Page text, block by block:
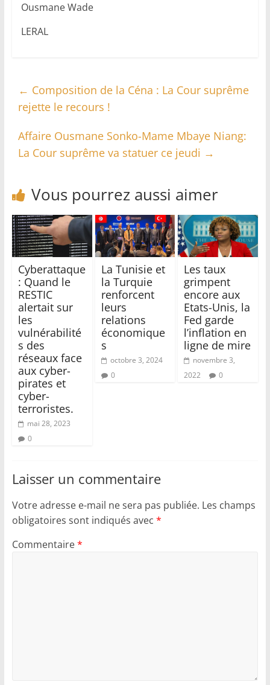
Ousmane Wade
LERAL
← Composition de la Céna : La Cour suprême
rejette le recours !
Affaire Ousmane Sonko-Mame Mbaye Niang:
La Cour suprême va statuer ce jeudi →
Vous pourrez aussi aimer
Cyberattaque
: Quand le
RESTIC
alertait sur
les
vulnérabilité
s des
réseaux face
aux cyber-
pirates et
cyber-
terroristes.
mai 28, 2023
0
La Tunisie et
la Turquie
renforcent
leurs
relations
économique
s
octobre 3, 2024
0
Les taux
grimpent
encore aux
Etats-Unis, la
Fed garde
l’inflation en
ligne de mire
novembre 3,
2022
0
Laisser un commentaire
Votre adresse e-mail ne sera pas publiée. Les champs
obligatoires sont indiqués avec *
Commentaire*